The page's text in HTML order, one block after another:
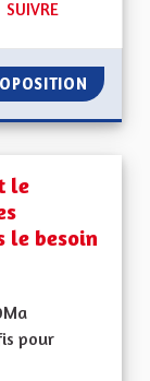
50 ABONNÉS
SUIVRE
le
le besoin
pour